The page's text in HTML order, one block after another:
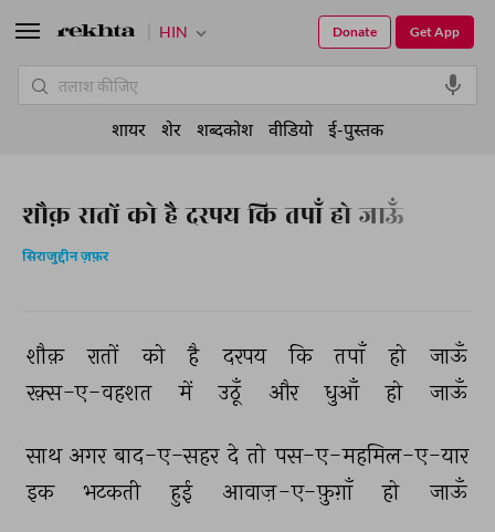
शौक़ रातों को है दरपय कि तपाँ हो जाऊँ
सिराजुद्दीन ज़फ़र
शौक़ रातों को है दरपय कि तपाँ हो जाऊँ
रक़्स-ए-वहशत में उठूँ और धुआँ हो जाऊँ
साथ अगर बाद-ए-सहर दे तो पस-ए-महमिल-ए-यार
इक भटकती हुई आवाज़-ए-फ़ुग़ाँ हो जाऊँ
HIN Get App
Donate
शायर शेर शब्दकोश वीडियो ई-पुस्तक